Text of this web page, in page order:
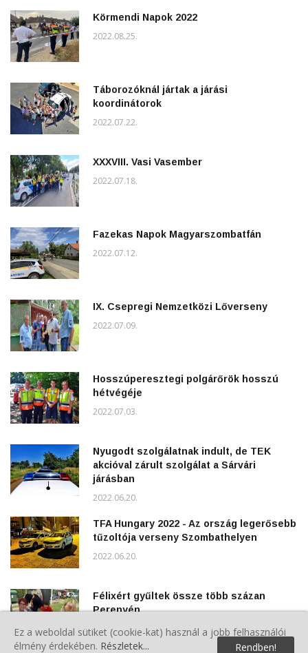
Körmendi Napok 2022
2022.08.25.
Táborozóknál jártak a járási
koordinátorok
2022.07.22.
XXXVIII. Vasi Vasember
2022.07.18.
Fazekas Napok Magyarszombatfán
2022.07.12.
IX. Csepregi Nemzetközi Lőverseny
2022.07.09.
Hosszúperesztegi polgárőrök hosszú
hétvégéje
2022.07.03.
Nyugodt szolgálatnak indult, de TEK
akcióval zárult szolgálat a Sárvári
járásban
2022.06.20.
TFA Hungary 2022 - Az ország legerősebb
tűzoltója verseny Szombathelyen
2022.06.20.
Félixért gyűltek össze több százan
Perenyén
2022.06.13.
Ez a weboldal sütiket (cookie-kat) használ a jobb felhasználói
élmény érdekében. Részletek... Rendben!